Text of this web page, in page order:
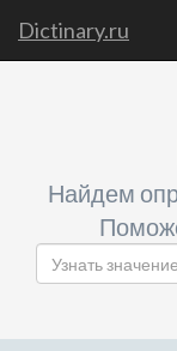
Dictinary.ru
Найдем